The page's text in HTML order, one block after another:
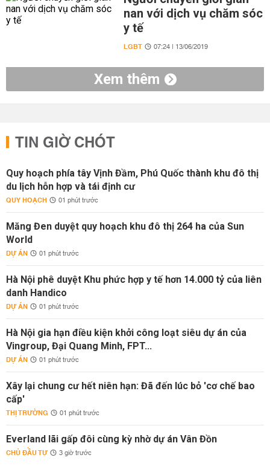
nan với dịch vụ chăm sóc
y tế
LGBT 07:24 | 13/06/2019
Xem thêm
TIN GIỜ CHÓT
Quy hoạch phía tây Vịnh Đầm, Phú Quốc thành khu đô thị
du lịch hỗn hợp và tái định cư
QUY HOẠCH 01 phút trước
Măng Đen duyệt quy hoạch khu đô thị 264 ha của Sun
World
DỰ ÁN 01 phút trước
Hà Nội phê duyệt Khu phức hợp y tế hơn 14.000 tỷ của liên
danh Handico
DỰ ÁN 01 phút trước
Hà Nội gia hạn điều kiện khởi công loạt siêu dự án của
Vingroup, Đại Quang Minh, FPT...
DỰ ÁN 01 phút trước
Xây lại chung cư hết niên hạn: Đã đến lúc bỏ 'cơ chế bao
cấp'
THỊ TRƯỜNG 01 phút trước
Everland lãi gấp đôi cùng kỳ nhờ dự án Vân Đồn
CHỦ ĐẦU TƯ 3 giờ trước